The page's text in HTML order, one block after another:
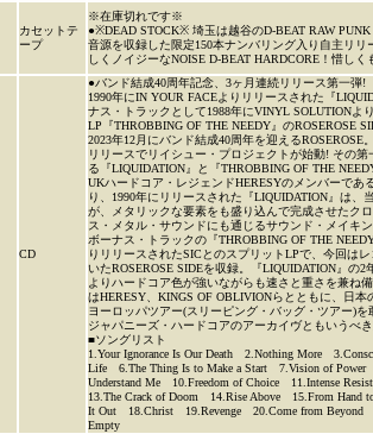
カセットテ
ープ
※在庫切れです※
●※DEAD STOCK※ 埼玉は越谷のD-BEAT RAW
音源を収録した限定150本ナンバリング入り自主リ
しくノイジーなNOISE D-BEAT HARDCORE！惜しく
CD
●バンド結成40周年記念、3ヶ月連続リリース第一弾!
1990年にIN YOUR FACEよりリリースされた『
ナス・トラックとして1988年にVINYL SOLUTIONよ
LP『THROBBING OF THE NEEDY』のROSEROSE
2023年12月にバンド結成40周年を迎える
リリースでリイシュー・プロジェクトが始動! その
る『LIQUIDATION』と『THROBBING OF THE
UKハードコア・レジェンドHERESYのメンバーであ
り、1990年にリリースされた『LIQUIDATION』は、
が、メタリックな要素をも盛り込んで完成させたク
ス・メタル・サウンドにも通じるサウンド・メイキ
ボーナス・トラックの『THROBBING OF THE
りリリースされたSICとのスプリットLPで、今回は
いたROSEROSE SIDEを収録。『LIQUIDATION』の2
よりハードコア色が強いながらも速さと重さを兼ね
はHERESY、KINGS OF OBLIVIONらとともに、日
ヨーロッパツアー(スリーピング・バッグ・ツアー)を
ジャパニーズ・ハードコアのアーカイヴともいうべき
■ソングリスト
1.Your Ignorance Is Our Death 2.Nothing More
Life 6.The Thing Is to Make a Start 7.Vision of
Understand Me 10.Freedom of Choice 11.Intense
13.The Crack of Doom 14.Rise Above 15.From Hand
It Out 18.Christ 19.Revenge 20.Come from Beyond
Empty